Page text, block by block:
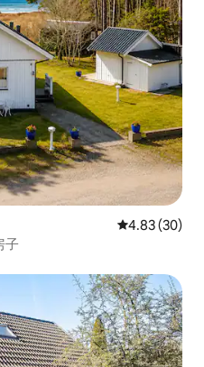
平均评分
4.83 (30)
子